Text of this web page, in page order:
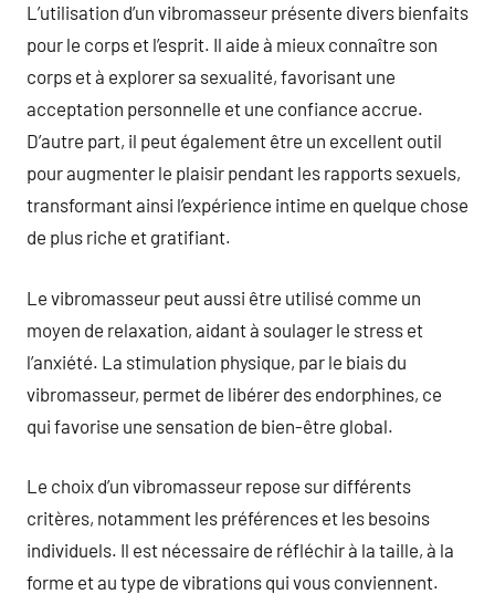
L’utilisation d’un vibromasseur présente divers bienfaits
pour le corps et l’esprit. Il aide à mieux connaître son
corps et à explorer sa sexualité, favorisant une
acceptation personnelle et une confiance accrue.
D’autre part, il peut également être un excellent outil
pour augmenter le plaisir pendant les rapports sexuels,
transformant ainsi l’expérience intime en quelque chose
de plus riche et gratifiant.
Le vibromasseur peut aussi être utilisé comme un
moyen de relaxation, aidant à soulager le stress et
l’anxiété. La stimulation physique, par le biais du
vibromasseur, permet de libérer des endorphines, ce
qui favorise une sensation de bien-être global.
Le choix d’un vibromasseur repose sur différents
critères, notamment les préférences et les besoins
individuels. Il est nécessaire de réfléchir à la taille, à la
forme et au type de vibrations qui vous conviennent.